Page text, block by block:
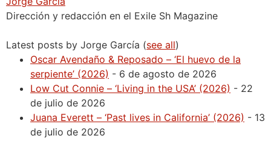
Dirección y redacción en el Exile Sh Magazine
Latest posts by Jorge García (see all)
Oscar Avendaño & Reposado – ‘El huevo de la
serpiente’ (2026) - 6 de agosto de 2026
Low Cut Connie – ‘Living in the USA’ (2026) - 22
de julio de 2026
Juana Everett – ‘Past lives in California’ (2026) - 13
de julio de 2026